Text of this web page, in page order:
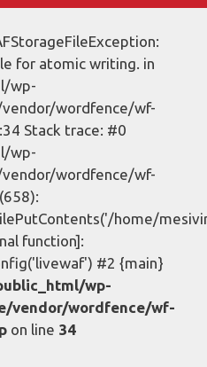
for atomic writing. in
wp-
wordfence/wf-
Stack trace: #0
wp-
wordfence/wf-
home/
function]:
#2 {main}
wp-
vendor/wordfence/wf-
on line 34